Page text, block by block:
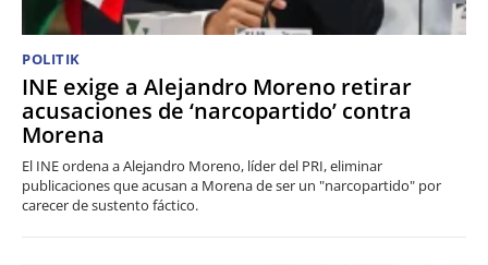
POLITIK
INE exige a Alejandro Moreno retirar
acusaciones de ‘narcopartido’ contra
Morena
El INE ordena a Alejandro Moreno, líder del PRI, eliminar
publicaciones que acusan a Morena de ser un "narcopartido" por
carecer de sustento fáctico.